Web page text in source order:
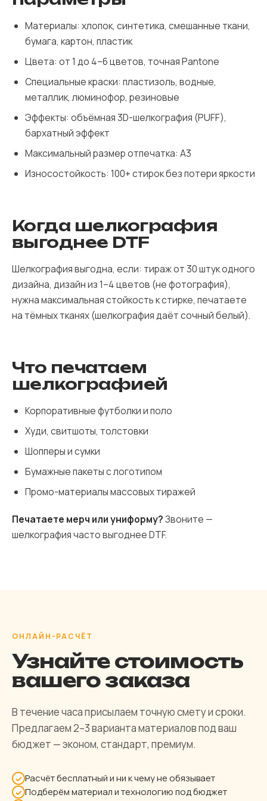
Материалы: хлопок, синтетика, смешанные ткани,
бумага, картон, пластик
Цвета: от 1 до 4–6 цветов, точная Pantone
Специальные краски: пластизоль, водные,
металлик, люминофор, резиновые
Эффекты: объёмная 3D-шелкография (PUFF),
бархатный эффект
Максимальный размер отпечатка: А3
Износостойкость: 100+ стирок без потери яркости
Когда шелкография
выгоднее DTF
Шелкография выгодна, если: тираж от 30 штук одного
дизайна, дизайн из 1–4 цветов (не фотография),
нужна максимальная стойкость к стирке, печатаете
на тёмных тканях (шелкография даёт сочный белый).
Что печатаем
шелкографией
Корпоративные футболки и поло
Худи, свитшоты, толстовки
Шопперы и сумки
Бумажные пакеты с логотипом
Промо-материалы массовых тиражей
Печатаете мерч или униформу?Звоните —
шелкография часто выгоднее DTF.
ОНЛАЙН-РАСЧЁТ
Узнайте стоимость
вашего заказа
В течение часа присылаем точную смету и сроки.
Предлагаем 2–3 варианта материалов под ваш
бюджет — эконом, стандарт, премиум.
✓ Расчёт бесплатный и ни к чему не обязывает
✓ Подберём материал и технологию под бюджет